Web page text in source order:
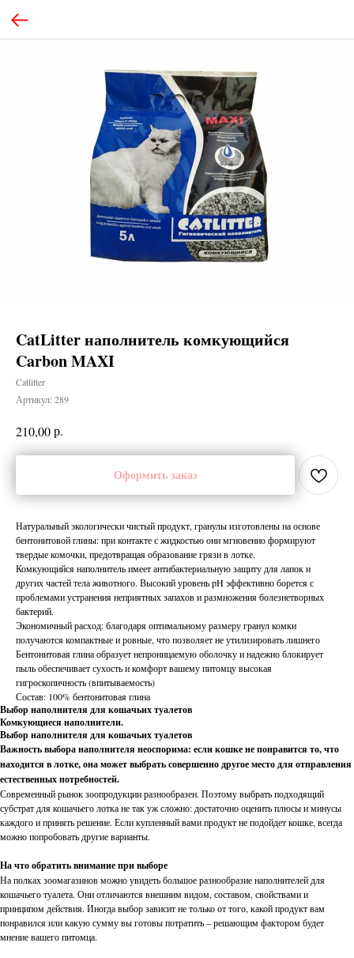
CatLitter наполнитель комкующийся
Carbon MAXI
Catlitter
Артикул: 289
210,00р.
Оформить заказ
Натуральный экологически чистый продукт, гранулы изготовлены на основе
бентонитовой глины: при контакте с жидкостью они мгновенно формируют
твердые комочки, предотвращая образование грязи в лотке.
Комкующийся наполнитель имеет антибактериальную защиту для лапок и
других частей тела животного. Высокий уровень pH эффективно борется с
проблемами устранения неприятных запахов и размножения болезнетворных
бактерий.
Экономичный расход: благодаря оптимальному размеру гранул комки
получаются компактные и ровные, что позволяет не утилизировать лишнего
Бентонитовая глина образует непроницаемую оболочку и надежно блокирует
пыль обеспечивает сухость и комфорт вашему питомцу высокая
гигроскопичность (впитываемость)
Состав: 100% бентонитовая глина
Выбор наполнителя для кошачьих туалетов
Комкующиеся наполнители.
Выбор наполнителя для кошачьих туалетов
Важность выбора наполнителя неоспорима: если кошке не понравится то, что
находится в лотке, она может выбрать совершенно другое место для отправления
естественных потребностей.
Современный рынок зоопродукции разнообразен. Поэтому выбрать подходящий
субстрат для кошачьего лотка не так уж сложно: достаточно оценить плюсы и минусы
каждого и принять решение. Если купленный вами продукт не подойдет кошке, всегда
можно попробовать другие варианты.
На что обратить внимание при выборе
На полках зоомагазинов можно увидеть большое разнообразие наполнителей для
кошачьего туалета. Они отличаются внешним видом, составом, свойствами и
принципом действия. Иногда выбор зависит не только от того, какой продукт вам
понравился или какую сумму вы готовы потратить – решающим фактором будет
мнение вашего питомца.